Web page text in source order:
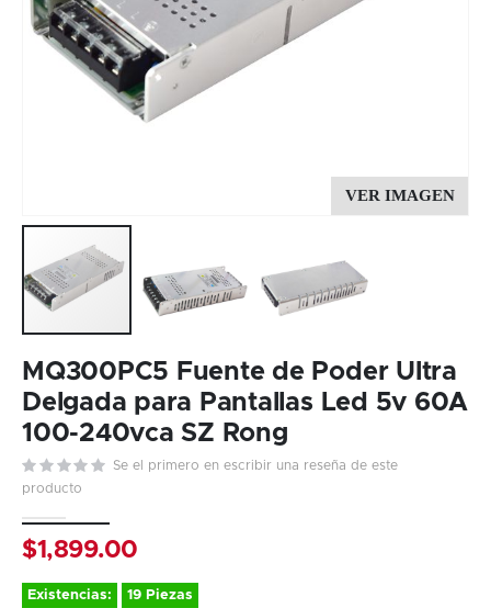
to
the
beginning
the
images
MQ300PC5 Fuente de Poder Ultra
Delgada para Pantallas Led 5v 60A
100-240vca SZ Rong
Se el primero en escribir una reseña de este
producto
$1,899.00
Existencias: 19 Piezas